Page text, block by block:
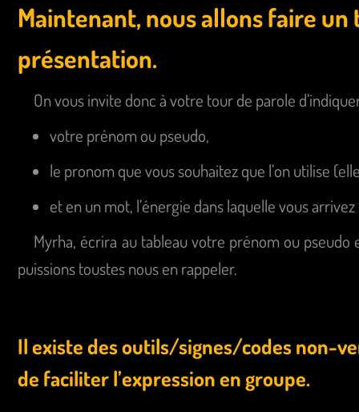
Maintenant, nous allons faire un
présentation.
On vous invite donc à votre tour de parole
votre prénom ou pseudo,
le pronom que vous souhaitez que l’on utilise
et en un mot, l’énergie dans laquelle vous
Myrha, écrira au tableau votre prénom ou
puissions toustes nous en rappeler.
Il existe des outils/signes/codes non-
de faciliter l’expression en groupe.